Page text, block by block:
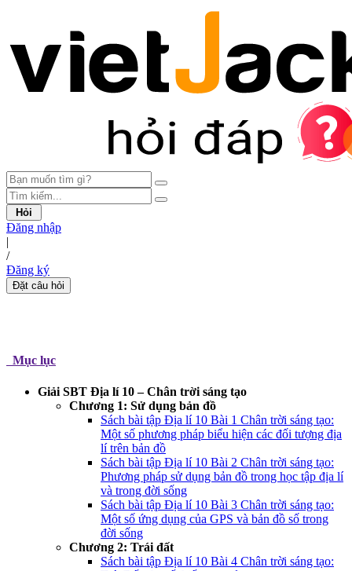
Hỏi
Đăng nhập
|
/
Đăng ký
Đặt câu hỏi
Mục lục
Giải SBT Địa lí 10 – Chân trời sáng tạo
Chương 1: Sử dụng bản đồ
Sách bài tập Địa lí 10 Bài 1 Chân trời sáng tạo:
Một số phương pháp biểu hiện các đối tượng địa
lí trên bản đồ
Sách bài tập Địa lí 10 Bài 2 Chân trời sáng tạo:
Phương pháp sử dụng bản đồ trong học tập địa lí
và trong đời sống
Sách bài tập Địa lí 10 Bài 3 Chân trời sáng tạo:
Một số ứng dụng của GPS và bản đồ số trong
đời sống
Chương 2: Trái đất
Sách bài tập Địa lí 10 Bài 4 Chân trời sáng tạo: